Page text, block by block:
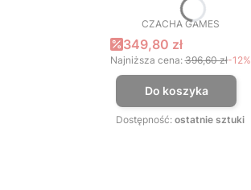
PRODUCENT
CZACHA GAMES
Cena promocyjna
349,80 zł
Najniższa cena: 396,60 zł-12%
Do koszyka
Dostępność: ostatnie sztuki